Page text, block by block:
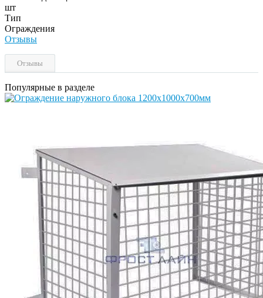
шт
Тип
Ограждения
Отзывы
Отзывы
Популярные в разделе